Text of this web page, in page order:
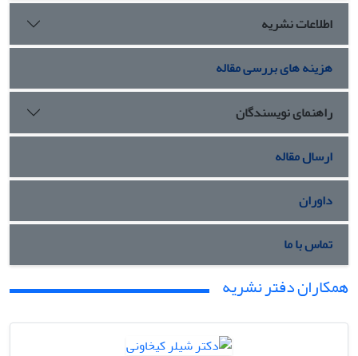
اطلاعات نشریه
هزینه های بررسی مقاله
راهنمای نویسندگان
ارسال مقاله
داوران
تماس با ما
همکاران دفتر نشریه